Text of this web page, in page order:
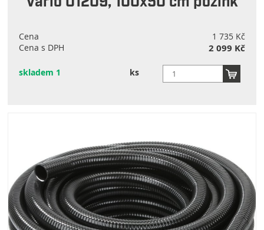
Cena
1 735 Kč
Cena s DPH
2 099 Kč
skladem 1 ks